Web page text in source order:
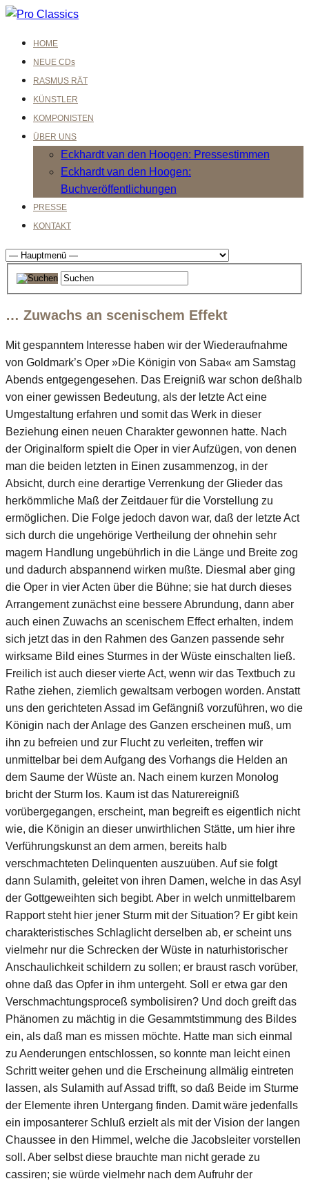
HOME
NEUE CDs
RASMUS RÄT
KÜNSTLER
KOMPONISTEN
ÜBER UNS
Eckhardt van den Hoogen: Pressestimmen
Eckhardt van den Hoogen:
Buchveröffentlichungen
PRESSE
KONTAKT
… Zuwachs an scenischem Effekt
Mit gespanntem Interesse haben wir der Wiederaufnahme
von Goldmark’s Oper »Die Königin von Saba« am Samstag
Abends entgegengesehen. Das Ereigniß war schon deßhalb
von einer gewissen Bedeutung, als der letzte Act eine
Umgestaltung erfahren und somit das Werk in dieser
Beziehung einen neuen Charakter gewonnen hatte. Nach
der Originalform spielt die Oper in vier Aufzügen, von denen
man die beiden letzten in Einen zusammenzog, in der
Absicht, durch eine derartige Verrenkung der Glieder das
herkömmliche Maß der Zeitdauer für die Vorstellung zu
ermöglichen. Die Folge jedoch davon war, daß der letzte Act
sich durch die ungehörige Vertheilung der ohnehin sehr
magern Handlung ungebührlich in die Länge und Breite zog
und dadurch abspannend wirken mußte. Diesmal aber ging
die Oper in vier Acten über die Bühne; sie hat durch dieses
Arrangement zunächst eine bessere Abrundung, dann aber
auch einen Zuwachs an scenischem Effect erhalten, indem
sich jetzt das in den Rahmen des Ganzen passende sehr
wirksame Bild eines Sturmes in der Wüste einschalten ließ.
Freilich ist auch dieser vierte Act, wenn wir das Textbuch zu
Rathe ziehen, ziemlich gewaltsam verbogen worden. Anstatt
uns den gerichteten Assad im Gefängniß vorzuführen, wo die
Königin nach der Anlage des Ganzen erscheinen muß, um
ihn zu befreien und zur Flucht zu verleiten, treffen wir
unmittelbar bei dem Aufgang des Vorhangs die Helden an
dem Saume der Wüste an. Nach einem kurzen Monolog
bricht der Sturm los. Kaum ist das Naturereigniß
vorübergegangen, erscheint, man begreift es eigentlich nicht
wie, die Königin an dieser unwirthlichen Stätte, um hier ihre
Verführungskunst an dem armen, bereits halb
verschmachteten Delinquenten auszuüben. Auf sie folgt
dann Sulamith, geleitet von ihren Damen, welche in das Asyl
der Gottgeweihten sich begibt. Aber in welch unmittelbarem
Rapport steht hier jener Sturm mit der Situation? Er gibt kein
charakteristisches Schlaglicht derselben ab, er scheint uns
vielmehr nur die Schrecken der Wüste in naturhistorischer
Anschaulichkeit schildern zu sollen; er braust rasch vorüber,
ohne daß das Opfer in ihm untergeht. Soll er etwa gar den
Verschmachtungsproceß symbolisiren? Und doch greift das
Phänomen zu mächtig in die Gesammtstimmung des Bildes
ein, als daß man es missen möchte. Hatte man sich einmal
zu Aenderungen entschlossen, so konnte man leicht einen
Schritt weiter gehen und die Erscheinung allmälig eintreten
lassen, als Sulamith auf Assad trifft, so daß Beide im Sturme
der Elemente ihren Untergang finden. Damit wäre jedenfalls
ein imposanterer Schluß erzielt als mit der Vision der langen
Chaussee in den Himmel, welche die Jacobsleiter vorstellen
soll. Aber selbst diese brauchte man nicht gerade zu
cassiren; sie würde vielmehr nach dem Aufruhr der